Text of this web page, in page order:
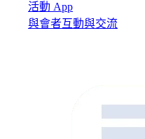
活動 App
與會者互動與交流